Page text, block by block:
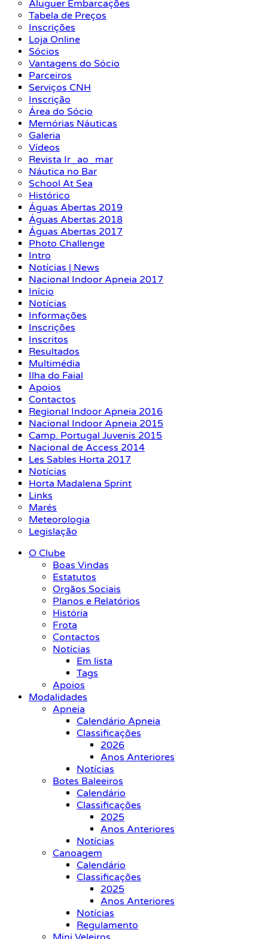
Aluguer Embarcações
Tabela de Preços
Inscrições
Loja Online
Sócios
Vantagens do Sócio
Parceiros
Serviços CNH
Inscrição
Área do Sócio
Memórias Náuticas
Galeria
Vídeos
Revista Ir_ao_mar
Náutica no Bar
School At Sea
Histórico
Águas Abertas 2019
Águas Abertas 2018
Águas Abertas 2017
Photo Challenge
Intro
Notícias | News
Nacional Indoor Apneia 2017
Início
Notícias
Informações
Inscrições
Inscritos
Resultados
Multimédia
Ilha do Faial
Apoios
Contactos
Regional Indoor Apneia 2016
Nacional Indoor Apneia 2015
Camp. Portugal Juvenis 2015
Nacional de Access 2014
Les Sables Horta 2017
Notícias
Horta Madalena Sprint
Links
Marés
Meteorologia
Legislação
O Clube
Boas Vindas
Estatutos
Orgãos Sociais
Planos e Relatórios
História
Frota
Contactos
Notícias
Em lista
Tags
Apoios
Modalidades
Apneia
Calendário Apneia
Classificações
2026
Anos Anteriores
Notícias
Botes Baleeiros
Calendário
Classificações
2025
Anos Anteriores
Notícias
Canoagem
Calendário
Classificações
2025
Anos Anteriores
Notícias
Regulamento